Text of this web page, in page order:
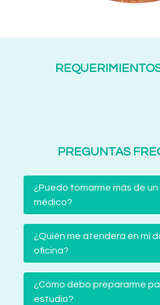
PREGUNTAS
¿Puedo tomarme más de
médico?
¿Quién me atenderá en mi
oficina?
¿Cómo debo prepararme
estudio?